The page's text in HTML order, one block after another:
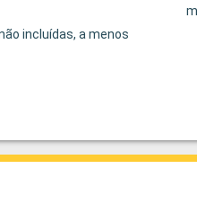
incluídas, a menos